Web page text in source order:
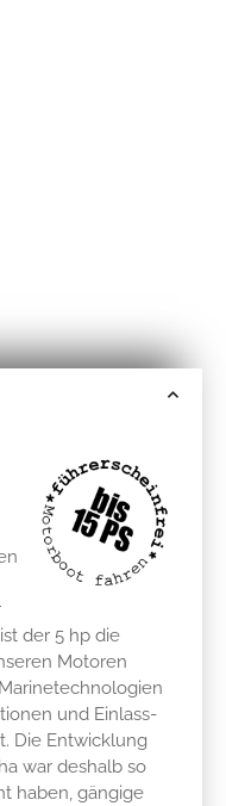
der 5 hp die
Motoren
und Einlass-
Die Entwicklung
war deshalb so
haben, gängige